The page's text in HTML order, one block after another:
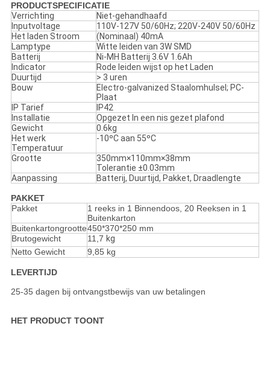
PRODUCTSPECIFICATIE
Verrichting
Niet-gehandhaafd
Inputvoltage
110V-127V 50/60Hz; 220V-240V 50/60Hz
Het laden Stroom
(Nominaal) 40mA
Lamptype
Witte leiden van 3W SMD
Batterij
Ni-MH Batterij 3.6V 1.6Ah
Indicator
Rode leiden wijst op het Laden
Duurtijd
> 3 uren
Bouw
Electro-galvanized Staalomhulsel; PC-
Plaat
IP Tarief
IP42
Installatie
Opgezet In een nis gezet plafond
Gewicht
0.6kg
Het werk
Temperatuur
-10ºC aan 55ºC
Grootte
350mm×110mm×38mm
Tolerantie ±0.03mm
Aanpassing
Batterij, Duurtijd, Pakket, Draadlengte
PAKKET
Pakket
1 reeks in 1 Binnendoos, 20 Reeksen in 1
Buitenkarton
Buitenkartongrootte450*370*250 mm
Brutogewicht
11,7 kg
Netto Gewicht
9,85 kg
LEVERTIJD
25-35 dagen bij ontvangstbewijs van uw betalingen
HET PRODUCT TOONT